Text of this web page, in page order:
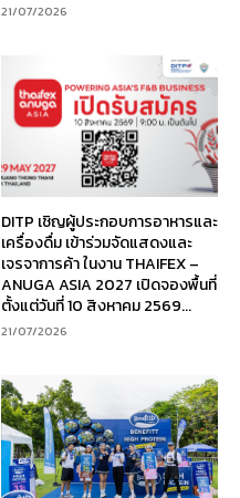
21/07/2026
DITP เชิญผู้ประกอบการอาหารและ
เครื่องดื่ม เข้าร่วมจัดแสดงและ
เจรจาการค้า ในงาน THAIFEX –
ANUGA ASIA 2027 เปิดจองพื้นที่
ตั้งแต่วันที่ 10 สิงหาคม 2569...
21/07/2026